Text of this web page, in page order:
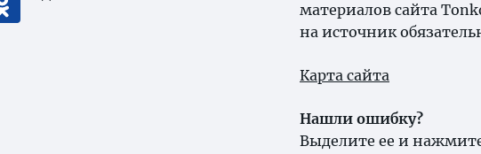
материалов сайта
на источник
Карта сайта
Нашли ошибку?
Выделите ее и